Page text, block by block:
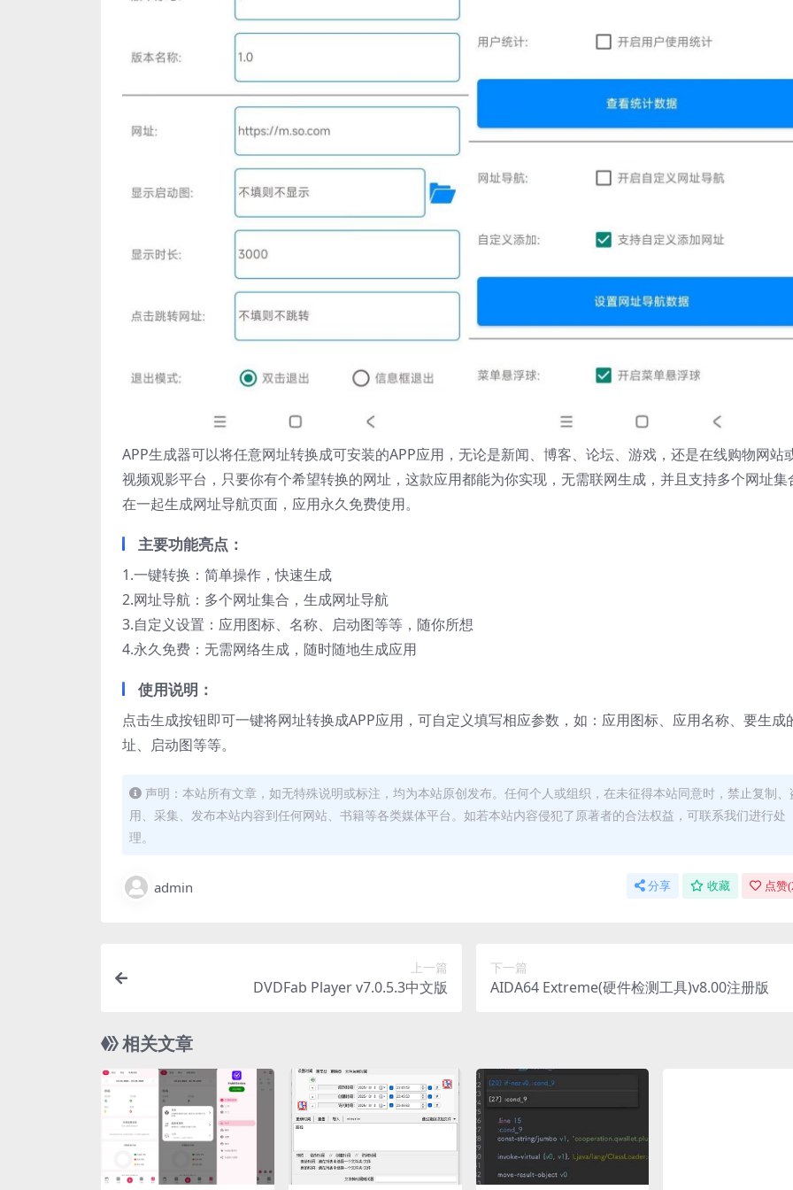
APP生成器可以将任意网址转换成可安装的APP应用，无论是新闻、博客、论坛、游戏，还是在线购物网站
视频观影平台，只要你有个希望转换的网址，这款应用都能为你实现，无需联网生成，并且支持多个网址集
在一起生成网址导航页面，应用永久免费使用。
主要功能亮点：
1.一键转换：简单操作，快速生成
2.网址导航：多个网址集合，生成网址导航
3.自定义设置：应用图标、名称、启动图等等，随你所想
4.永久免费：无需网络生成，随时随地生成应用
使用说明：
点击生成按钮即可一键将网址转换成APP应用，可自定义填写相应参数，如：应用图标、应用名称、要生成
址、启动图等等。
声明：本站所有文章，如无特殊说明或标注，均为本站原创发布。任何个人或组织，在未征得本站同意时，禁止复制、
用、采集、发布本站内容到任何网站、书籍等各类媒体平台。如若本站内容侵犯了原著者的合法权益，可联系我们进行处
理。
admin 分享 收藏 点赞(
上一篇
DVDFab Player v7.0.5.3中文版
下一篇
AIDA64 Extreme(硬件检测工具)v8.00注册版
相关文章